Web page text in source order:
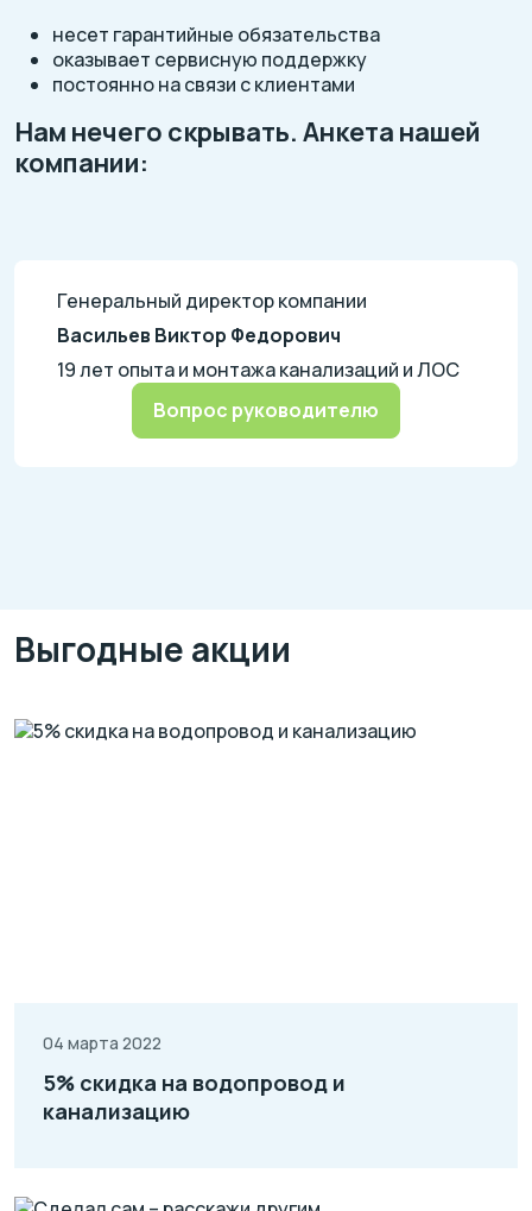
несет гарантийные обязательства
оказывает сервисную поддержку
постоянно на связи с клиентами
Нам нечего скрывать. Анкета нашей
компании:
Генеральный директор компании
Васильев Виктор Федорович
19 лет опыта и монтажа канализаций и ЛОС
Вопрос руководителю
Выгодные акции
04 марта 2022
5% скидка на водопровод и
канализацию